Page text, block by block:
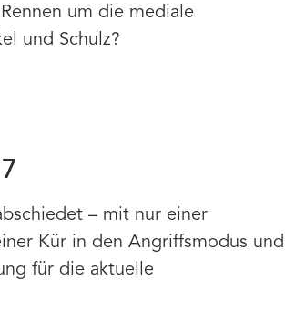
um die mediale
und Schulz?
– mit nur einer
Kür in den Angriffsmodus und
für die aktuelle